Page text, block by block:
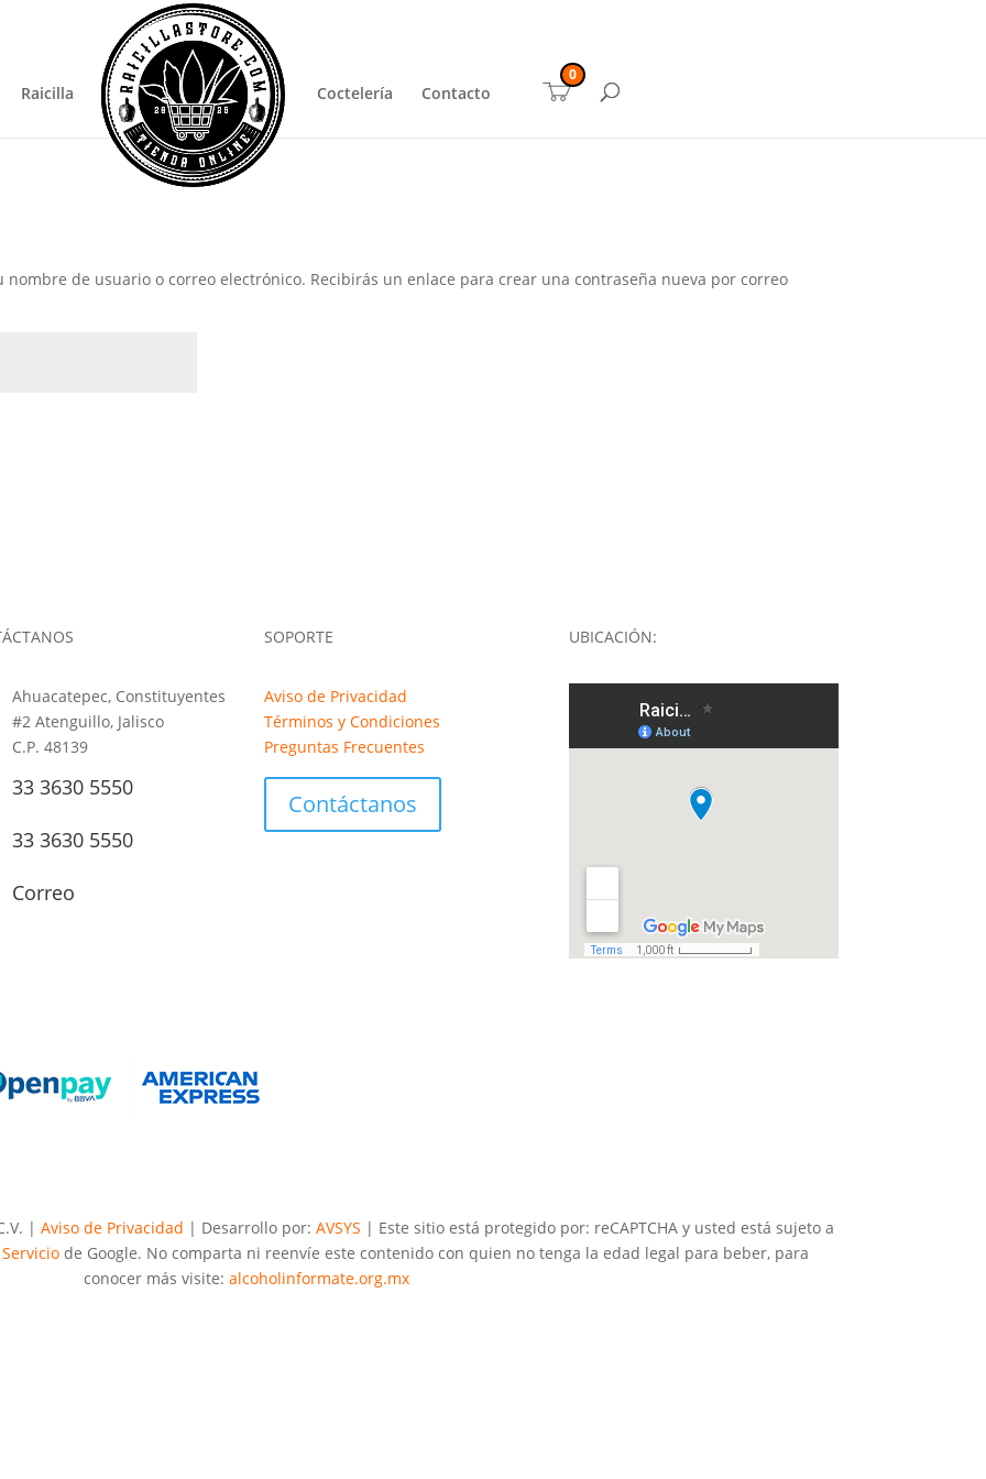
Raicilla Coctelería Contacto
0
nombre de usuario o correo electrónico. Recibirás un enlace para crear una contraseña nueva por correo
Ahuacatepec, Constituyentes
#2 Atenguillo, Jalisco
C.P. 48139
33 3630 5550
33 3630 5550
Correo
SOPORTE
Aviso de Privacidad
Términos y Condiciones
Preguntas Frecuentes
Contáctanos
UBICACIÓN:
| Aviso de Privacidad | Desarrollo por: AVSYS | Este sitio está protegido por: reCAPTCHA y usted está sujeto a
de Google. No comparta ni reenvíe este contenido con quien no tenga la edad legal para beber, para
conocer más visite: alcoholinformate.org.mx